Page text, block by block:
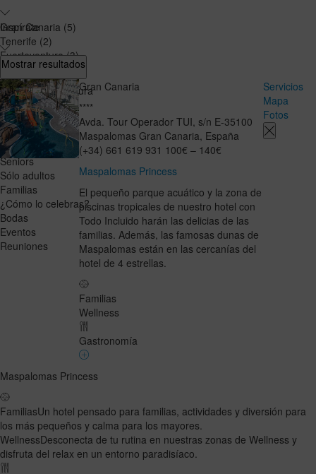
Gran Canaria (5)
Tenerife (2)
Fuerteventura(3)
La Palma(0)
Barcelona(2)
Punta Cana(5)
Riviera Maya(5)
Jamaica(2)
Inspírate
Gastronomía
Romántico
Deportes & Aventura
Wellness
Exclusivo
¿Quién eres?
Jóvenes
Seniors
Sólo adultos
Familias
¿Cómo lo celebras?
Bodas
Eventos
Reuniones
Mostrar resultados
Gran Canaria
****
Avda. Tour Operador TUI, s/n E-35100
Maspalomas Gran Canaria, España
(+34) 661 619 931 100€ – 140€
Maspalomas Princess
El pequeño parque acuático y la zona de
piscinas tropicales de nuestro hotel con
Todo Incluido harán las delicias de las
familias. Además, las famosas dunas de
Maspalomas están en las cercanías del
hotel de 4 estrellas.
Familias
Wellness
Gastronomía
Servicios
Mapa
Fotos
Maspalomas Princess
FamiliasUn hotel pensado para familias, actividades y diversión para
los más pequeños y calma para los mayores.
WellnessDesconecta de tu rutina en nuestras zonas de Wellness y
disfruta del relax en un entorno paradisíaco.